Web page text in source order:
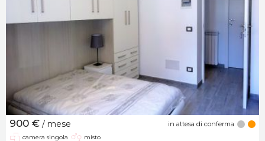
900 € / mese in attesa di conferma
camera singola misto